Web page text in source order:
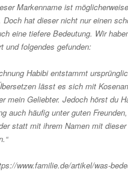
Markenname ist
Doch hat dieser nicht nur einen
eine tiefere Bedeutung. Wir
und folgendes gefunden:
Habibi entstammt
lässt es sich mit
mein Geliebter. Jedoch hörst du
auch häufig unter guten
statt mit ihrem Namen mit
www.familie.de/artikel/was-